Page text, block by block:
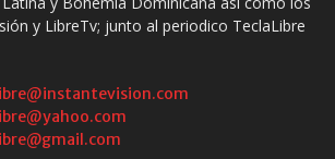
y LibreTv; junto al periodico TeclaLibre